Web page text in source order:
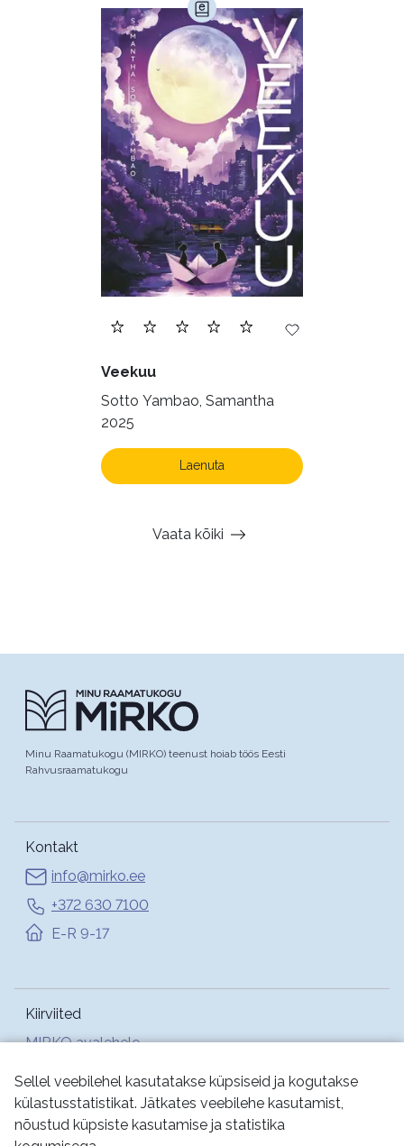
Sellel veebilehel kasutatakse küpsiseid ja kogutakse
külastusstatistikat. Jätkates veebilehe kasutamist,
nõustud küpsiste kasutamise ja statistika
Veekuu
Sotto Yambao, Samantha
2025
Laenuta
Vaata kõiki
Minu Raamatukogu (MIRKO) teenust hoiab töös Eesti
Rahvusraamatukogu
Kontakt
info@mirko.ee
+372 630 7100
E-R 9-17
Kiirviited
MIRKO avalehele
Abi
Jälgi meid: